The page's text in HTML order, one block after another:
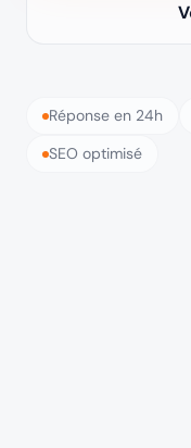
Réponse en 24h
SEO optimisé